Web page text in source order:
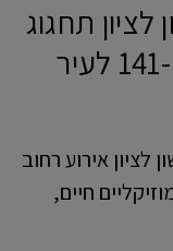
תחגוג
את ט"ו באב ואת חגיגות ה-141 לעיר
ראשון לציון אירוע רחוב
חיים,